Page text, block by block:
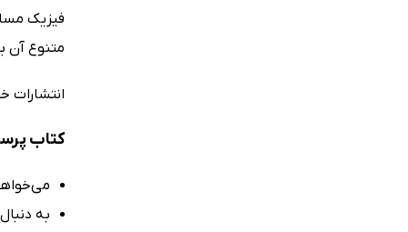
فیزیک
متنوع آن
انتشارات
کتاب پرسش‌های چهار
به